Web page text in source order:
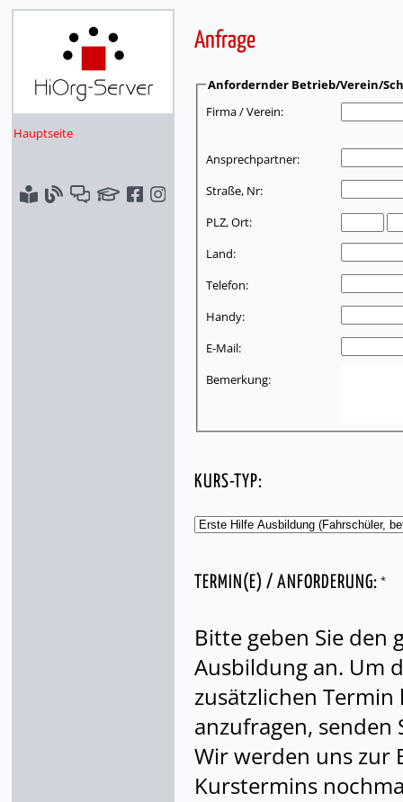
Hauptseite
Anfrage
Anfordernder Betrieb/Verein/
Firma / Verein:
Ansprechpartner:
Straße, Nr:
PLZ, Ort:
Land:
Telefon:
Handy:
E-Mail:
Bemerkung:
KURS-TYP:
TERMIN(E) / ANFORDERUNG: *
Bitte geben Sie den
Ausbildung an. Um
zusätzlichen
anzufragen, senden
Wir werden uns zur
Kurstermins